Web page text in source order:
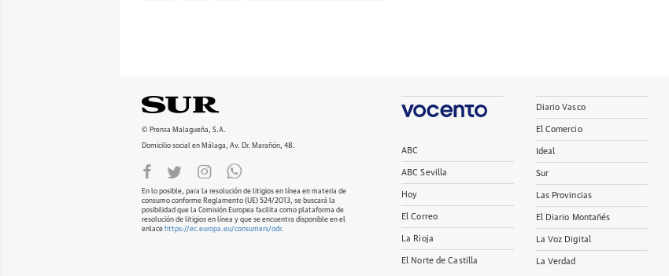
© Prensa Malagueña, S.A.
Domicilio social en Málaga, Av. Dr. Marañón, 48.
En lo posible, para la resolución de litigios en línea en materia de
consumo conforme Reglamento (UE) 524/2013, se buscará la
posibilidad que la Comisión Europea facilita como plataforma de
resolución de litigios en línea y que se encuentra disponible en el
enlace https://ec.europa.eu/consumers/odr.
ABC
ABC Sevilla
Hoy
El Correo
La Rioja
El Norte de Castilla
Diario Vasco
El Comercio
Ideal
Sur
Las Provincias
El Diario Montañés
La Voz Digital
La Verdad